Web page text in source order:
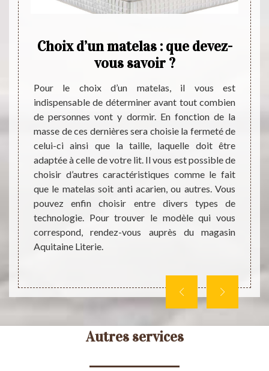
à
des
ce
de
et
à
Choix d’un matelas : que devez-
vous savoir ?
Pour le choix d’un matelas, il vous est
indispensable de déterminer avant tout combien
de personnes vont y dormir. En fonction de la
masse de ces dernières sera choisie la fermeté de
celui-ci ainsi que la taille, laquelle doit être
adaptée à celle de votre lit. Il vous est possible de
choisir d’autres caractéristiques comme le fait
que le matelas soit anti acarien, ou autres. Vous
pouvez enfin choisir entre divers types de
technologie. Pour trouver le modèle qui vous
correspond, rendez-vous auprès du magasin
Aquitaine Literie.
de
ayez
Autres services